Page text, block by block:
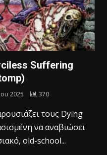
Suffering
2025 370
τους Dying
να αναβιώσει
old-school...